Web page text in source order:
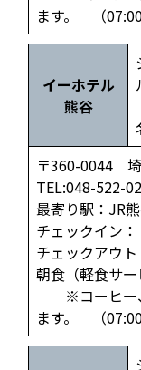
ます。 （07:00
イーホテル
熊谷
〒360-0044
TEL:048-522-
最寄り駅：JR
チェックイン
チェックアウ
朝食（軽食サ
※コーヒー、
ます。 （07:00